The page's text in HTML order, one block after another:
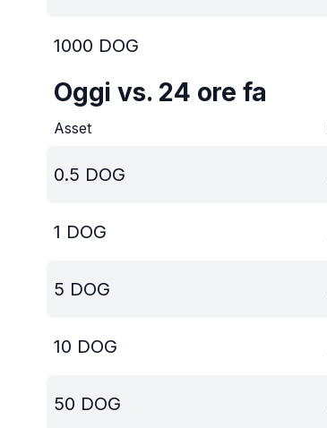
1000 DOG
Oggi vs. 24 ore fa
Asset
0.5 DOG
1 DOG
5 DOG
10 DOG
50 DOG